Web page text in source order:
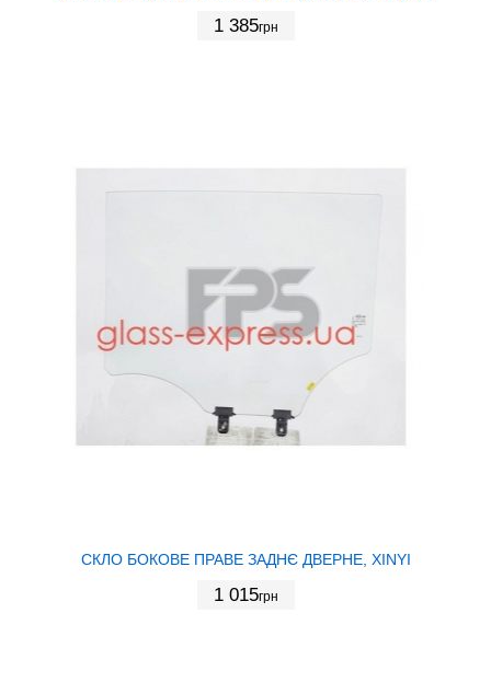
1 385грн
СКЛО БОКОВЕ ПРАВЕ ЗАДНЄ ДВЕРНЕ, XINYI
1 015грн